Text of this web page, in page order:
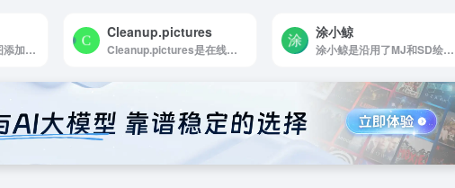
Mokker AI是AI产品图添加背景
Cleanup.pictures
Cleanup.pictures是在线去除脏点杂物工具
涂小鲸
涂小鲸是沿用了MJ和SD绘画，对接各大AI国内模型